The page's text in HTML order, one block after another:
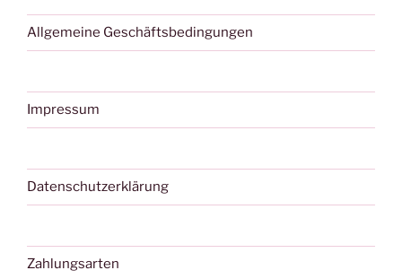
Allgemeine Geschäftsbedingungen
Impressum
Datenschutzerklärung
Zahlungsarten